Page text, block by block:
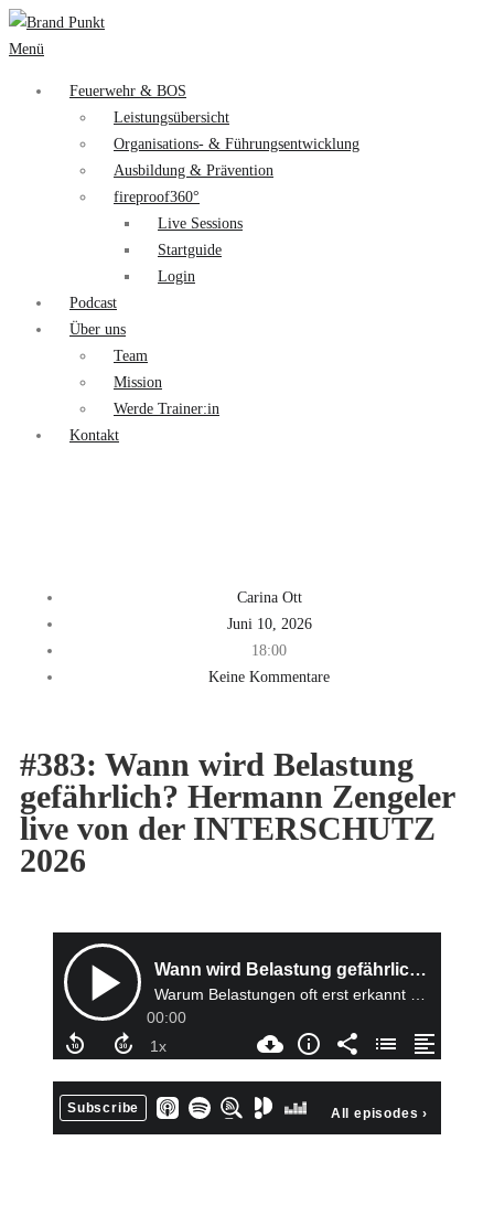
Menü
Feuerwehr & BOS
Leistungsübersicht
Organisations- & Führungsentwicklung
Ausbildung & Prävention
fireproof360°
Live Sessions
Startguide
Login
Podcast
Über uns
Team
Mission
Werde Trainer:in
Kontakt
Carina Ott
Juni 10, 2026
18:00
Keine Kommentare
#383: Wann wird Belastung
gefährlich? Hermann Zengeler
live von der INTERSCHUTZ
2026